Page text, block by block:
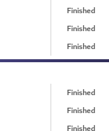
Finished
Finished
Finished
Finished
Finished